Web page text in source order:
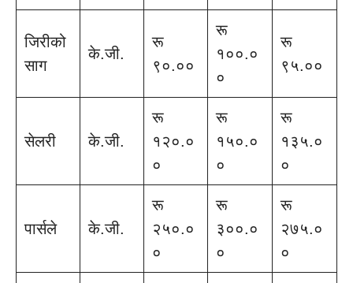
जिरीको
साग
के.जी.
रू
९०.००
रू
१००.०
०
रू
९५.००
सेलरी के.जी.
रू
१२०.०
०
रू
१५०.०
०
रू
१३५.०
०
पार्सले के.जी.
रू
२५०.०
०
रू
३००.०
०
रू
२७५.०
०